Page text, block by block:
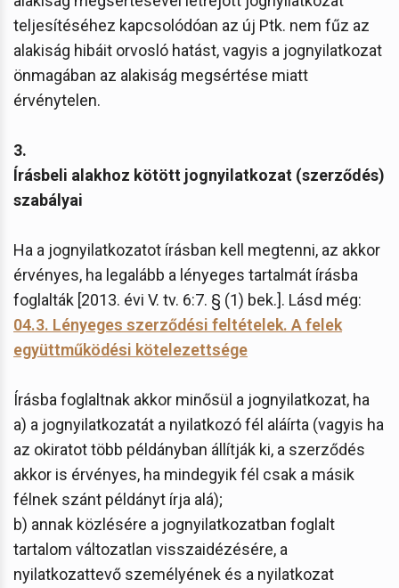
teljesítéséhez kapcsolódóan az új Ptk. nem fűz az
alakiság hibáit orvosló hatást, vagyis a jognyilatkozat
önmagában az alakiság megsértése miatt
érvénytelen.
3.
Írásbeli alakhoz kötött jognyilatkozat (szerződés)
szabályai
Ha a jognyilatkozatot írásban kell megtenni, az akkor
érvényes, ha legalább a lényeges tartalmát írásba
foglalták [2013. évi V. tv. 6:7. § (1) bek.]. Lásd még:
04.3. Lényeges szerződési feltételek. A felek
együttműködési kötelezettsége
Írásba foglaltnak akkor minősül a jognyilatkozat, ha
a) a jognyilatkozatát a nyilatkozó fél aláírta (vagyis ha
az okiratot több példányban állítják ki, a szerződés
akkor is érvényes, ha mindegyik fél csak a másik
félnek szánt példányt írja alá);
b) annak közlésére a jognyilatkozatban foglalt
tartalom változatlan visszaidézésére, a
nyilatkozattevő személyének és a nyilatkozat